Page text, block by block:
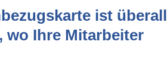
ist überall
wo Ihre Mitarbeiter